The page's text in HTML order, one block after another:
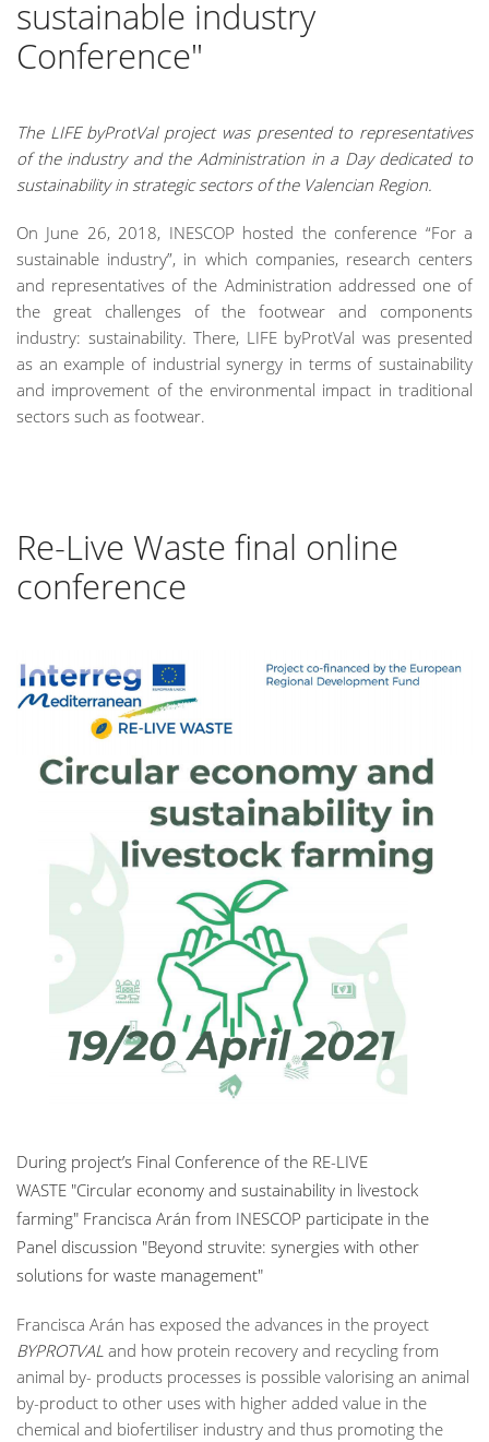
sustainable industry
Conference"
The LIFE byProtVal project was presented to representatives
of the industry and the Administration in a Day dedicated to
sustainability in strategic sectors of the Valencian Region.
On June 26, 2018, INESCOP hosted the conference “For a
sustainable industry”, in which companies, research centers
and representatives of the Administration addressed one of
the great challenges of the footwear and components
industry: sustainability. There, LIFE byProtVal was presented
as an example of industrial synergy in terms of sustainability
and improvement of the environmental impact in traditional
sectors such as footwear.
Re-Live Waste final online
conference
During project’s Final Conference of the RE-LIVE
WASTE "Circular economy and sustainability in livestock
farming" Francisca Arán from INESCOP participate in the
Panel discussion "Beyond struvite: synergies with other
solutions for waste management"
Francisca Arán has exposed the advances in the proyect
BYPROTVAL and how protein recovery and recycling from
animal by- products processes is possible valorising an animal
by-product to other uses with higher added value in the
chemical and biofertiliser industry and thus promoting the